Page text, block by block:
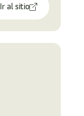
Ir al sitio